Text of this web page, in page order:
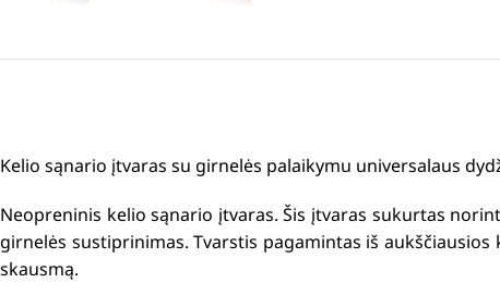
Kelio sąnario įtvaras su girnelės palaikymu universalaus
Neopreninis kelio sąnario įtvaras. Šis įtvaras sukurtas
girnelės sustiprinimas. Tvarstis pagamintas iš
skausmą.